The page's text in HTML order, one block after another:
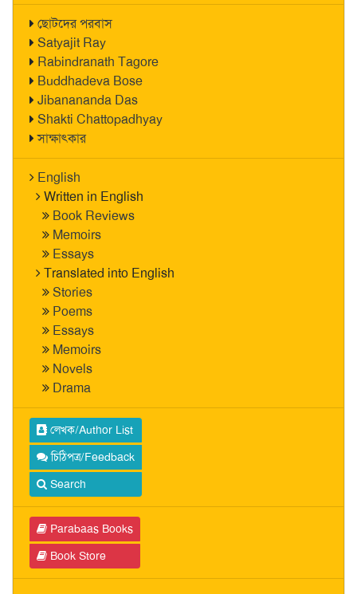
ছোটদের পরবাস
Satyajit Ray
Rabindranath Tagore
Buddhadeva Bose
Jibanananda Das
Shakti Chattopadhyay
সাক্ষাৎকার
English
Written in English
Book Reviews
Memoirs
Essays
Translated into English
Stories
Poems
Essays
Memoirs
Novels
Drama
লেখক/Author List
চিঠিপত্র/Feedback
Search
Parabaas Books
Book Store